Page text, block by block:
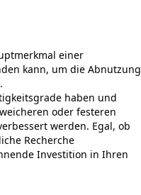
einer
kann, um die Abnutzung
haben und
oder festeren
werden. Egal, ob
Recherche
Investition in Ihren